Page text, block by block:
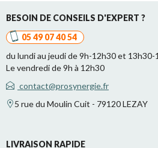
BESOIN DE CONSEILS D'EXPERT ?
05 49 07 40 54
du lundi au jeudi de 9h-12h30 et 13h30-
Le vendredi de 9h à 12h30
contact@prosynergie.fr
5 rue du Moulin Cuit - 79120 LEZAY
LIVRAISON RAPIDE